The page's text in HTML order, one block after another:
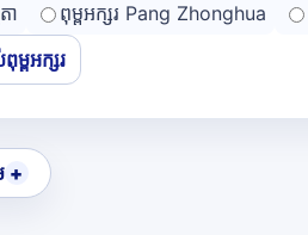
ា ពុម្ពអក្សរ Pang Zhonghua
ពអក្សរ